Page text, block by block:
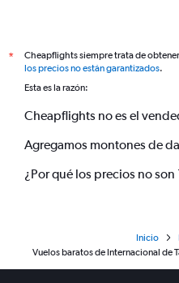
*
Cheapflights siempre trata de
los precios no están garantizados.
Esta es la razón:
Cheapflights no es el
Agregamos montones de
¿Por qué los precios no son
Inicio
Vuelos baratos de Internacional de